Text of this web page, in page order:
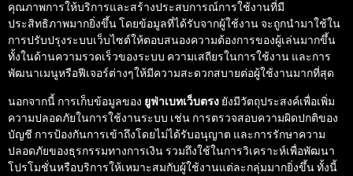
คุณภาพการให้บริการและสร้างประสบการณ์การใช้งานที่มี
ประสิทธิภาพมากยิ่งขึ้น โดยข้อมูลที่ได้รับจากผู้ใช้งาน จะถูกนำมาใช้ใน
การปรับปรุงระบบเว็บไซต์ให้ตอบสนองความต้องการของผู้เล่นมากขึ้น
ทั้งในด้านความรวดเร็วของระบบ ความเสถียรในการใช้งาน และการ
พัฒนาเมนูหรือฟีเจอร์ต่างๆให้มีความสะดวกสบายต่อผู้ใช้งานมากที่สุด
นอกจากนี้ การเก็บข้อมูลของ ยูฟ่าเบทเว็บตรง ยังมีวัตถุประสงค์เพื่อเพิ่ม
ความปลอดภัยในการใช้งานระบบ เช่น การตรวจสอบความผิดปกติของ
บัญชี การป้องกันการเข้าถึงโดยไม่ได้รับอนุญาต และการรักษาความ
ปลอดภัยของธุรกรรมทางการเงิน รวมถึงใช้ในการวิเคราะห์เพื่อพัฒนา
โปรโมชั่นหรือบริการให้เหมาะสมกับผู้ใช้งานแต่ละกลุ่มมากยิ่งขึ้น ทั้งนี้